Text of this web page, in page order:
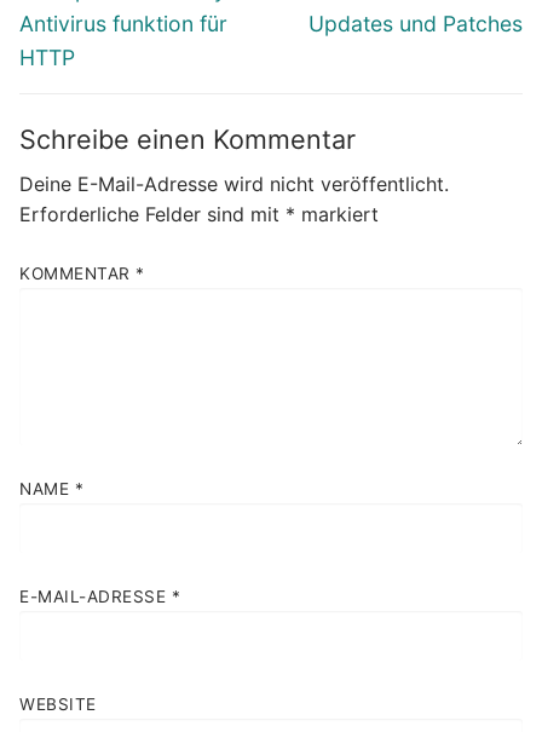
Antivirus funktion für
HTTP
Updates und Patches
Schreibe einen Kommentar
Deine E-Mail-Adresse wird nicht veröffentlicht.
Erforderliche Felder sind mit * markiert
KOMMENTAR *
NAME *
E-MAIL-ADRESSE *
WEBSITE